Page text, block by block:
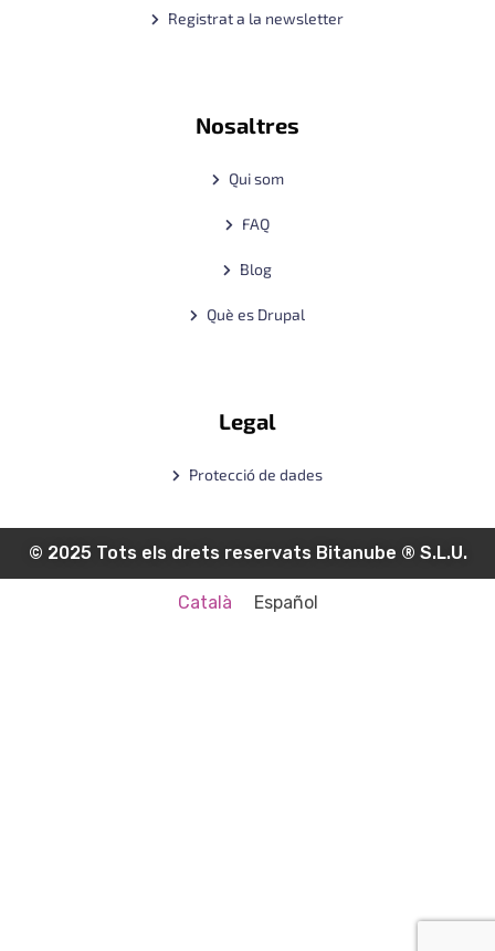
Registrat a la newsletter
Nosaltres
Qui som
FAQ
Blog
Què es Drupal
Legal
Protecció de dades
© 2025 Tots els drets reservats Bitanube ®️ S.L.U.
Català Español